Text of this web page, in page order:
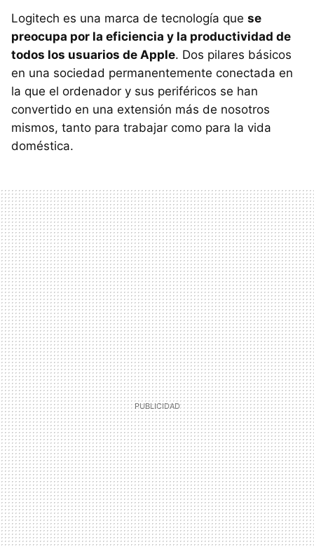
Logitech es una marca de tecnología que se
preocupa por la eficiencia y la productividad de
todos los usuarios de Apple. Dos pilares básicos
en una sociedad permanentemente conectada en
la que el ordenador y sus periféricos se han
convertido en una extensión más de nosotros
mismos, tanto para trabajar como para la vida
doméstica.